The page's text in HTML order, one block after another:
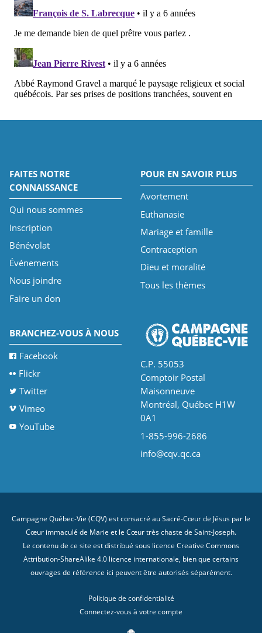
FAITES NOTRE
CONNAISSANCE
Qui nous sommes
Inscription
Bénévolat
Événements
Nous joindre
Faire un don
POUR EN SAVOIR PLUS
Avortement
Euthanasie
Mariage et famille
Contraception
Dieu et moralité
Tous les thèmes
BRANCHEZ-VOUS À NOUS
Facebook
Flickr
Twitter
Vimeo
YouTube
C.P. 55053
Comptoir Postal
Maisonneuve
Montréal, Québec H1W
0A1
1-855-996-2686
info@cqv.qc.ca
Campagne Québec-Vie (CQV) est consacré au Sacré-Cœur de Jésus par le
Cœur immaculé de Marie et le Cœur très chaste de Saint-Joseph.
Le contenu de ce site est distribué sous licence Creative Commons
Attribution-ShareAlike 4.0 licence internationale, bien que certains
ouvrages de référence ici peuvent être autorisés séparément.
Politique de confidentialité
Connectez-vous à votre compte